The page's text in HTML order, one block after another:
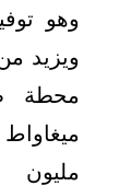
وهو
ويزيد
مليون